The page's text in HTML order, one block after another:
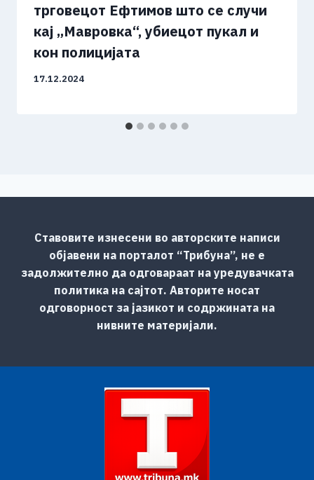
трговецот Ефтимов што се случи
кај „Мавровка“, убиецот пукал и
кон полицијата
17.12.2024
Ставовите изнесени во авторските написи
објавени на порталот “Трибуна”, не е
задолжително да одговараат на уредувачката
политика на сајтот. Авторите носат
одговорност за јазикот и содржината на
нивните материјали.